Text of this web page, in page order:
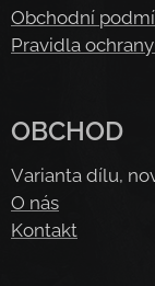
Obchodní
Pravidla
OBCHOD
Varianta dílu,
O nás
Kontakt